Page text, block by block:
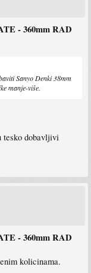
- 360mm RAD
Sanyo Denki 38mm
manje-više.
tesko dobavljivi
- 360mm RAD
kolicinama.